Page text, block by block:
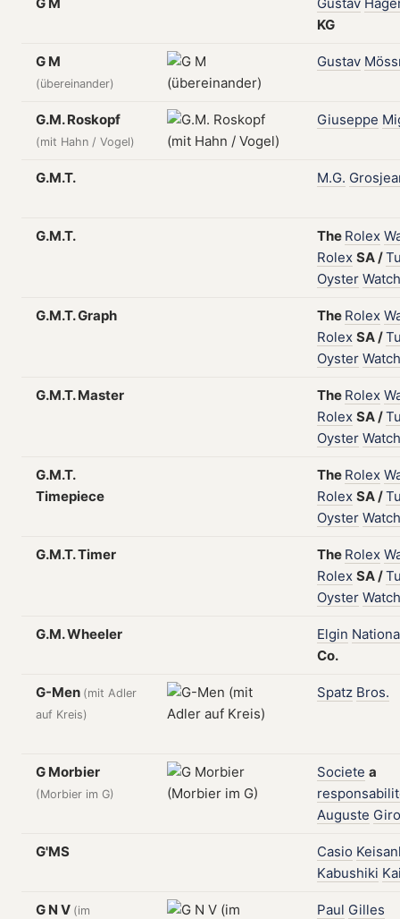
KG
G M
(übereinander)
Gustav
G.M. Roskopf
(mit Hahn / Vogel)
Giuseppe
G.M.T. M.G.
G.M.T. The Rolex
Rolex SA/
Oyster Watch
G.M.T. Graph The Rolex
Rolex SA/
Oyster Watch
G.M.T. Master The Rolex
Rolex SA/
Oyster Watch
G.M.T.
Timepiece
The Rolex
Rolex SA/
Oyster Watch
G.M.T. Timer The Rolex
Rolex SA/
Oyster Watch
G.M. Wheeler Elgin
Co.
G-Men (mit Adler
auf Kreis)
Spatz Bros.
G Morbier
(Morbier im G)
Societe a
Auguste
G'MS Casio
Kabushiki
G N V (im
Paul Gilles